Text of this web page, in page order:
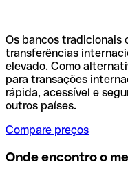
Os bancos tradicionais
transferências
elevado. Como
para transações
rápida, acessível e
outros países.
Compare preços
Onde encontro o